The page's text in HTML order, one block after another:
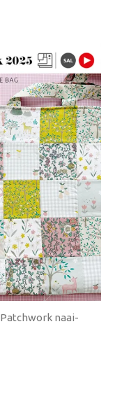
Patchwork naai-